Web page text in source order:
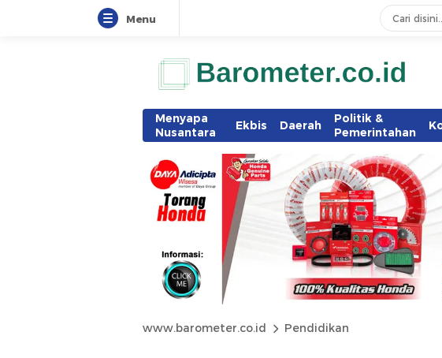
Menu
Menyapa
Nusantara
Ekbis Daerah
Politik &
Pemerintahan
www.barometer.co.id Pendidikan